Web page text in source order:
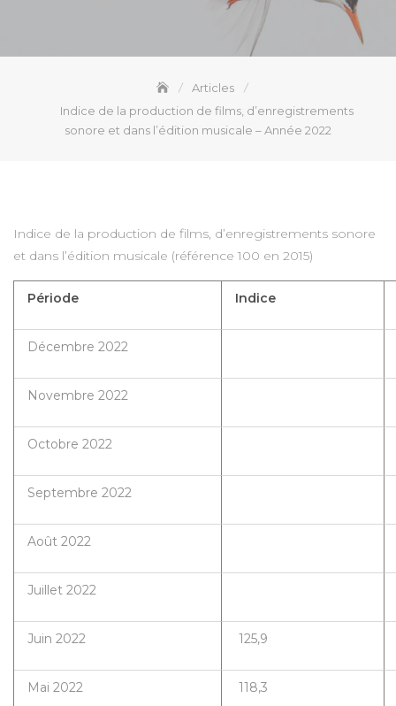
Articles
Indice de la production de films, d’enregistrements
sonore et dans l’édition musicale – Année 2022
Indice de la production de films, d’enregistrements sonore
et dans l’édition musicale (référence 100 en 2015)
Période Indice
Décembre 2022
Novembre 2022
Octobre 2022
Septembre 2022
Août 2022
Juillet 2022
Juin 2022 125,9
Mai 2022 118,3